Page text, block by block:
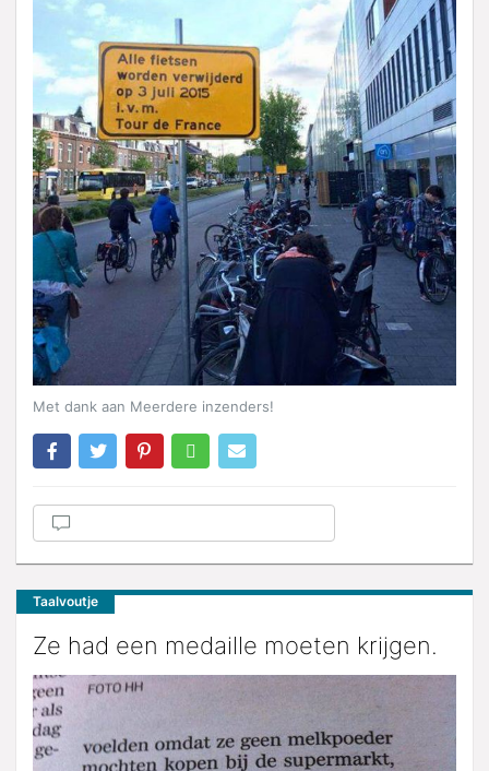
Met dank aan Meerdere inzenders!
Taalvoutje
Ze had een medaille moeten krijgen.